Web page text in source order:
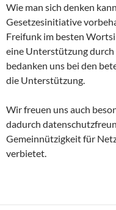
Wie man sich denken
Gesetzesinitiative
Freifunk im besten
eine Unterstützung
bedanken uns bei den
die Unterstützung.
Wir freuen uns auch
dadurch
Gemeinnützigkeit für
verbietet.